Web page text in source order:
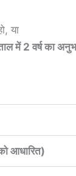
या
में 2 वर्ष का
आधारित)